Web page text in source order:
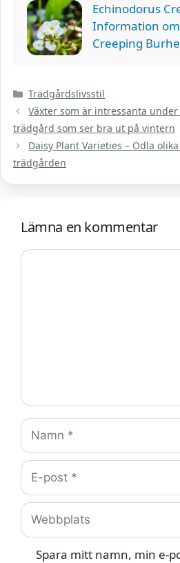
Echinodorus
Information
Creeping
Kategorier
Trädgårdslivsstil
Växter som är intressanta
trädgård som ser bra ut på vintern
Daisy Plant Varieties – Odla
trädgården
Lämna en kommentar
Kommentar
Namn
E-
post
Webbplats
Spara mitt namn, min e-